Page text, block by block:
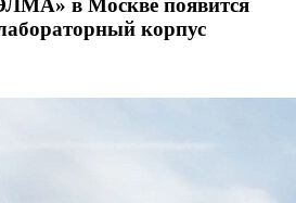
в Москве появится
корпус